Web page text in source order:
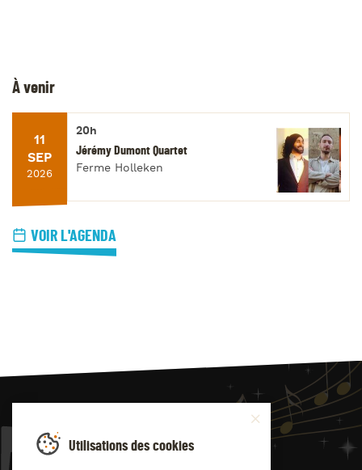
À venir
11
SEP
2026
20h
Jérémy Dumont Quartet
Ferme Holleken
VOIR L'AGENDA
JAZZ4
Utilisations des cookies